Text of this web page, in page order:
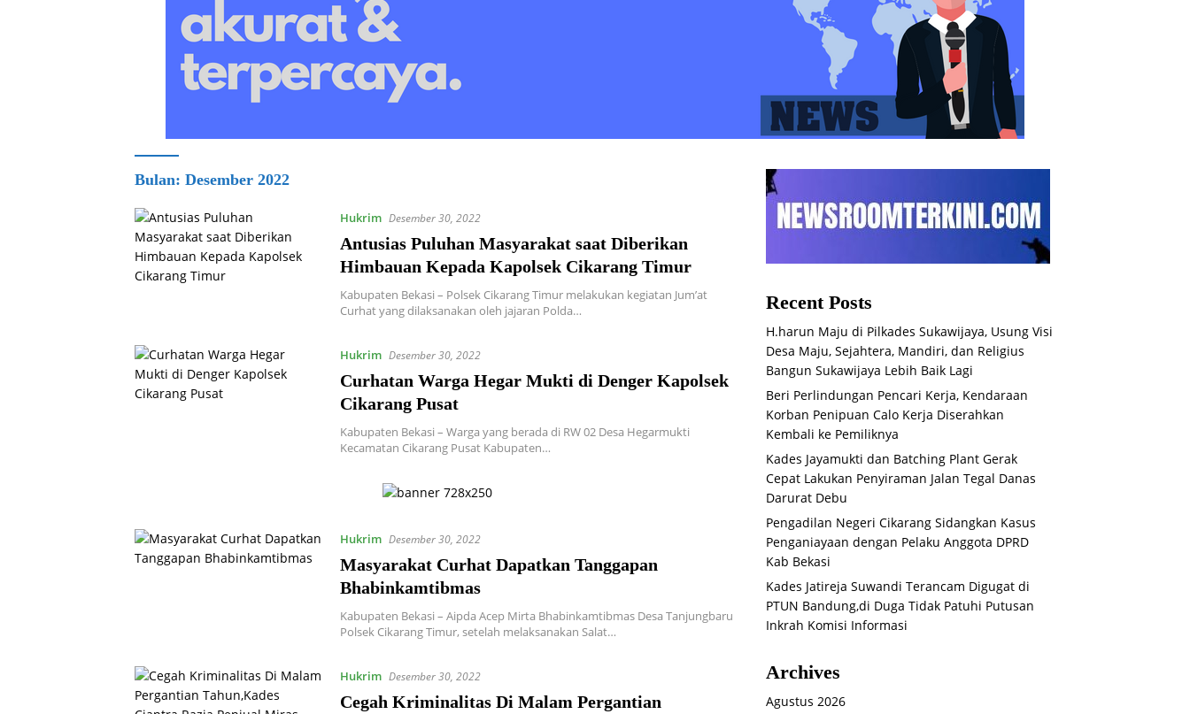
Bulan: Desember 2022
Hukrim Desember 30, 2022
Antusias Puluhan Masyarakat saat Diberikan
Himbauan Kepada Kapolsek Cikarang Timur
Kabupaten Bekasi – Polsek Cikarang Timur melakukan kegiatan Jum’at
Curhat yang dilaksanakan oleh jajaran Polda…
Hukrim Desember 30, 2022
Curhatan Warga Hegar Mukti di Denger Kapolsek
Cikarang Pusat
Kabupaten Bekasi – Warga yang berada di RW 02 Desa Hegarmukti
Kecamatan Cikarang Pusat Kabupaten…
Hukrim Desember 30, 2022
Masyarakat Curhat Dapatkan Tanggapan
Bhabinkamtibmas
Kabupaten Bekasi – Aipda Acep Mirta Bhabinkamtibmas Desa Tanjungbaru
Polsek Cikarang Timur, setelah melaksanakan Salat…
Hukrim Desember 30, 2022
Cegah Kriminalitas Di Malam Pergantian
Recent Posts
H.harun Maju di Pilkades Sukawijaya, Usung Visi
Desa Maju, Sejahtera, Mandiri, dan Religius
Bangun Sukawijaya Lebih Baik Lagi
Beri Perlindungan Pencari Kerja, Kendaraan
Korban Penipuan Calo Kerja Diserahkan
Kembali ke Pemiliknya
Kades Jayamukti dan Batching Plant Gerak
Cepat Lakukan Penyiraman Jalan Tegal Danas
Darurat Debu
Pengadilan Negeri Cikarang Sidangkan Kasus
Penganiayaan dengan Pelaku Anggota DPRD
Kab Bekasi
Kades Jatireja Suwandi Terancam Digugat di
PTUN Bandung,di Duga Tidak Patuhi Putusan
Inkrah Komisi Informasi
Archives
Agustus 2026